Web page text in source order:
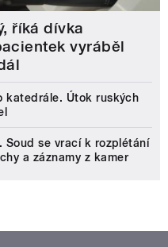
říká dívka
vyráběl
katedrále. Útok ruských
Soud se vrací k rozplétání
a záznamy z kamer